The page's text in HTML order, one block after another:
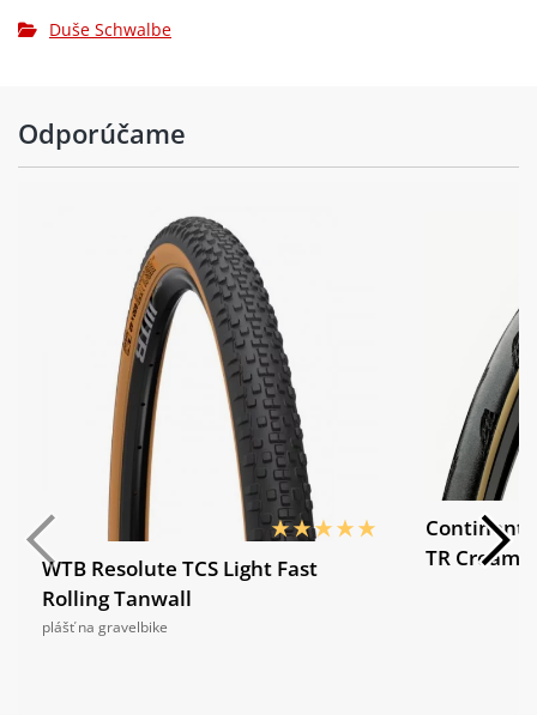
Duše Schwalbe
Odporúčame
WTB Resolute TCS Light Fast
Rolling Tanwall
plášť na gravelbike
TR Cream